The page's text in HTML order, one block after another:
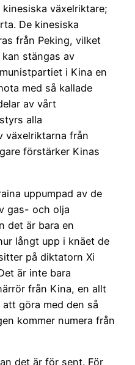
växelriktare;
De kinesiska
från Peking, vilket
stängas av
i Kina en
med så kallade
av vårt
alla
växelriktarna från
förstärker Kinas
uppumpad av de
gas- och olja
det är bara en
långt upp i knäet de
på diktatorn Xi
är inte bara
från Kina, en allt
göra med den så
kommer numera från
det är för sent. För